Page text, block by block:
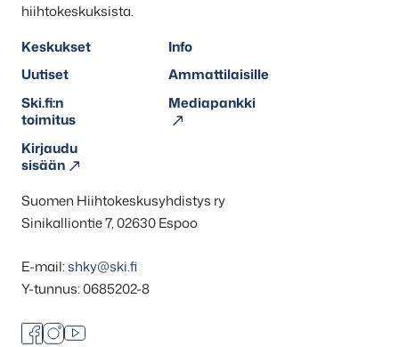
hiihtokeskuksista.
Keskukset
Info
Uutiset
Ammattilaisille
Ski.fi:n
toimitus
Mediapankki
Kirjaudu
sisään
Suomen Hiihtokeskusyhdistys ry
Sinikalliontie 7, 02630 Espoo
E-mail:shky@ski.fi
Y-tunnus: 0685202-8
Facebook
Instagram
Youtube